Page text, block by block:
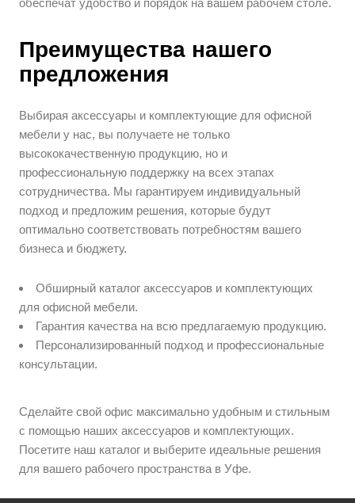
обеспечат удобство и порядок на вашем рабочем столе.
Преимущества нашего
предложения
Выбирая аксессуары и комплектующие для офисной
мебели у нас, вы получаете не только
высококачественную продукцию, но и
профессиональную поддержку на всех этапах
сотрудничества. Мы гарантируем индивидуальный
подход и предложим решения, которые будут
оптимально соответствовать потребностям вашего
бизнеса и бюджету.
Обширный каталог аксессуаров и комплектующих
для офисной мебели.
Гарантия качества на всю предлагаемую продукцию.
Персонализированный подход и профессиональные
консультации.
Сделайте свой офис максимально удобным и стильным
с помощью наших аксессуаров и комплектующих.
Посетите наш каталог и выберите идеальные решения
для вашего рабочего пространства в Уфе.